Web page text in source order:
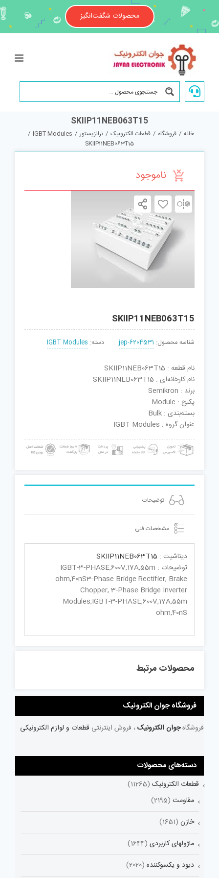
content
محصولات شگفت‌انگیز
SKIIP11NEB063T15
خانه / فروشگاه / قطعات الکترونیک / ترانزیستور /
IGBT Modules
/
SKIIP11NEB063T15
ناموجود
SKIIP11NEB063T15
شناسه محصول: jep-6204531 دسته: IGBT Modules
نام قطعه : SKIIP11NEB063T15
نام کارخانه‌ای : SKIIP11NEB063T15
برند : Semikron
پکیج : Module
بسته‌بندی : Bulk
عنوان گروه : IGBT Modules
توضیحات
مشخصات فنی
دیتاشیت : SKIIP11NEB063T15
توضیحات : IGBT-3-PHASE,600V,17A,55m
ohm,40nS3-Phase Bridge Rectifier, Brake
Chopper, 3-Phase Bridge Inverter
Modules;IGBT-3-PHASE,600V,17A,55m
ohm,40nS
محصولات مرتبط
فروشگاه جوان الکترونیک
فروشگاهجوان الکترونیک ، فروش اینترنتی قطعات و لوازم الکترونیکی
دسته‌های محصولات
قطعات الکترونیک (11265)
مقاومت (2195)
خازن (1651)
ماژولهای کاربردی (1644)
دیود و یکسوکننده (2020)